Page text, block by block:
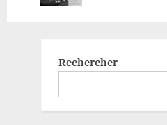
Rechercher